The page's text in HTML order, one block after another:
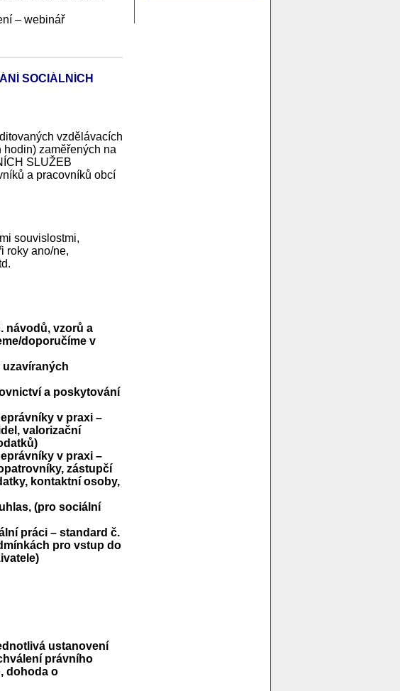
– webinář
SOCIÁLNÍCH
vzdělávacích
hodin) zaměřených na
SLUŽEB
a pracovníků obcí
souvislostmi,
roky ano/ne,
návodů, vzorů a
doporučíme v
uzavíraných
a poskytování
v praxi –
valorizační
v praxi –
zástupčí
kontaktní osoby,
(pro sociální
práci – standard č.
pro vstup do
ustanovení
právního
dohoda o